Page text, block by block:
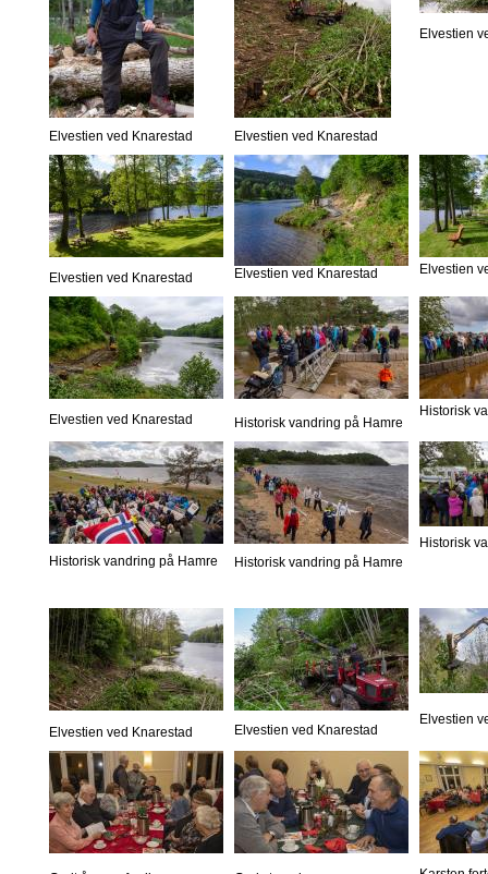
Elvestien ved Knarestad Elvestien ved Knarestad
Elvestien
Elvestien ved Knarestad Elvestien ved Knarestad Elvestien
Elvestien ved Knarestad Historisk vandring på Hamre
Historisk
Historisk vandring på Hamre Historisk vandring på Hamre
Historisk
Elvestien ved Knarestad Elvestien ved Knarestad
Elvestien